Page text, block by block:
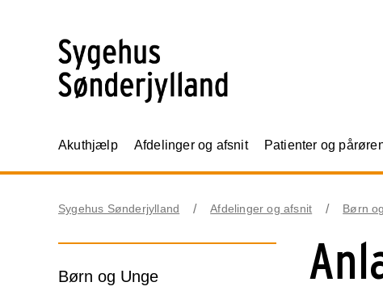
Akuthjælp Afdelinger og afsnit Patienter og
Sygehus Sønderjylland Afdelinger og afsnit Børn
Børn og Unge